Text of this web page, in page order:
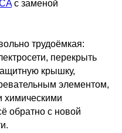
с заменой
трудоёмкая:
перекрыть
крышку,
элементом,
химическими
обратно с новой